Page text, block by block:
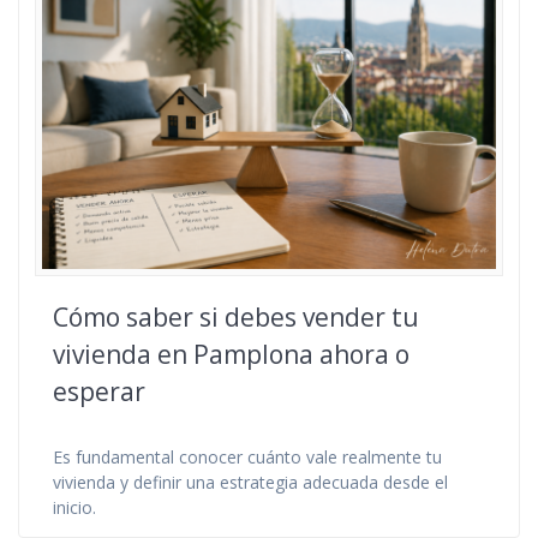
Cómo saber si debes vender tu
vivienda en Pamplona ahora o
esperar
Es fundamental conocer cuánto vale realmente tu
vivienda y definir una estrategia adecuada desde el
inicio.